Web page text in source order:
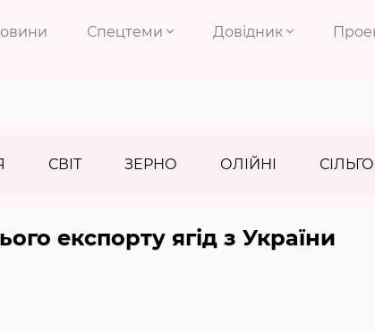
Спецтеми Довідник
СВІТ ЗЕРНО ОЛІЙНІ
експорту ягід з України